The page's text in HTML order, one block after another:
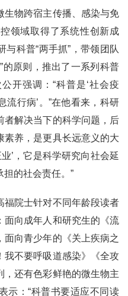
物跨宿主传播、感染与免
领域取得了系统性创新成
科普“两手抓”，带领团队
的原则，推出了一系列科普
开强调：“科普是‘社会疫
流行病’。”在他看来，科研
解决当下的科学问题，后
素养，是更具长远意义的大
’，它是科学研究向社会延
的社会责任。”
院士针对不同年龄段读者
面向成年人和研究生的《流
向青少年的《关上疾病之
我不要呼吸道感染》《全攻
，还有色彩鲜艳的微生物主
示：“科普书要适应不同读